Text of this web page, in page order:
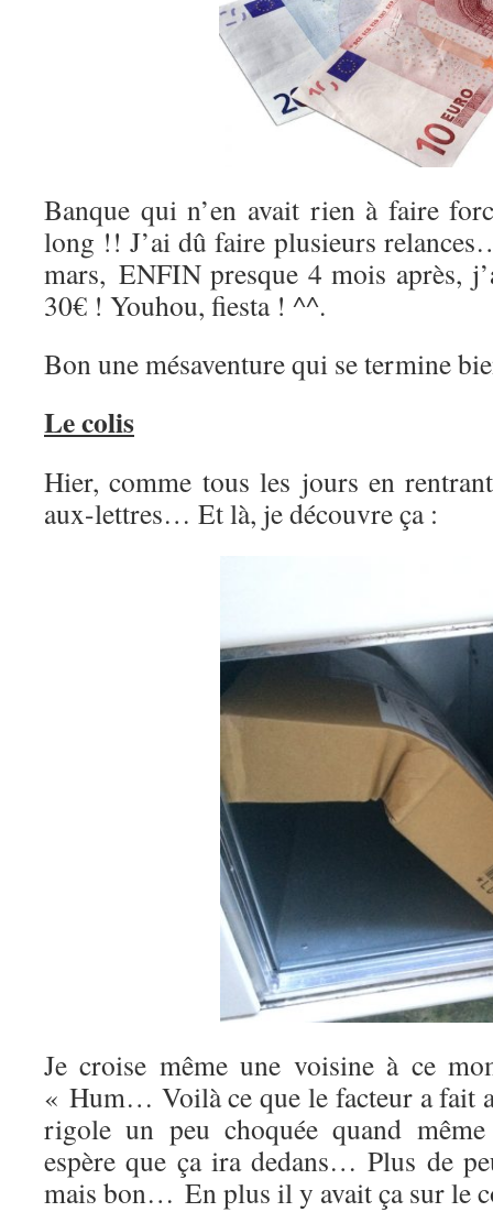
Banque qui n’en avait rien à faire
long !! J’ai dû faire plusieurs
mars, ENFIN presque 4 mois après,
30€ ! Youhou, fiesta ! ^^.
Bon une mésaventure qui se termine
Le colis
Hier, comme tous les jours en
aux-lettres… Et là, je découvre ça :
Je croise même une voisine à ce
« Hum… Voilà ce que le facteur a fait
rigole un peu choquée quand
espère que ça ira dedans… Plus de
mais bon… En plus il y avait ça sur le